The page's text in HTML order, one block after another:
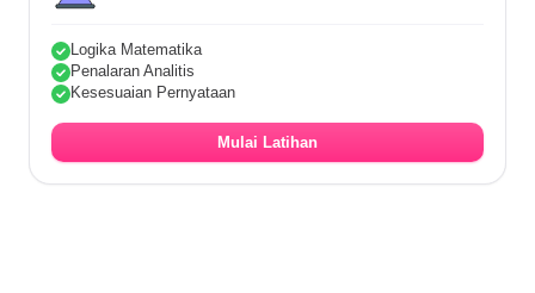
Logika Matematika
Penalaran Analitis
Kesesuaian Pernyataan
Mulai Latihan